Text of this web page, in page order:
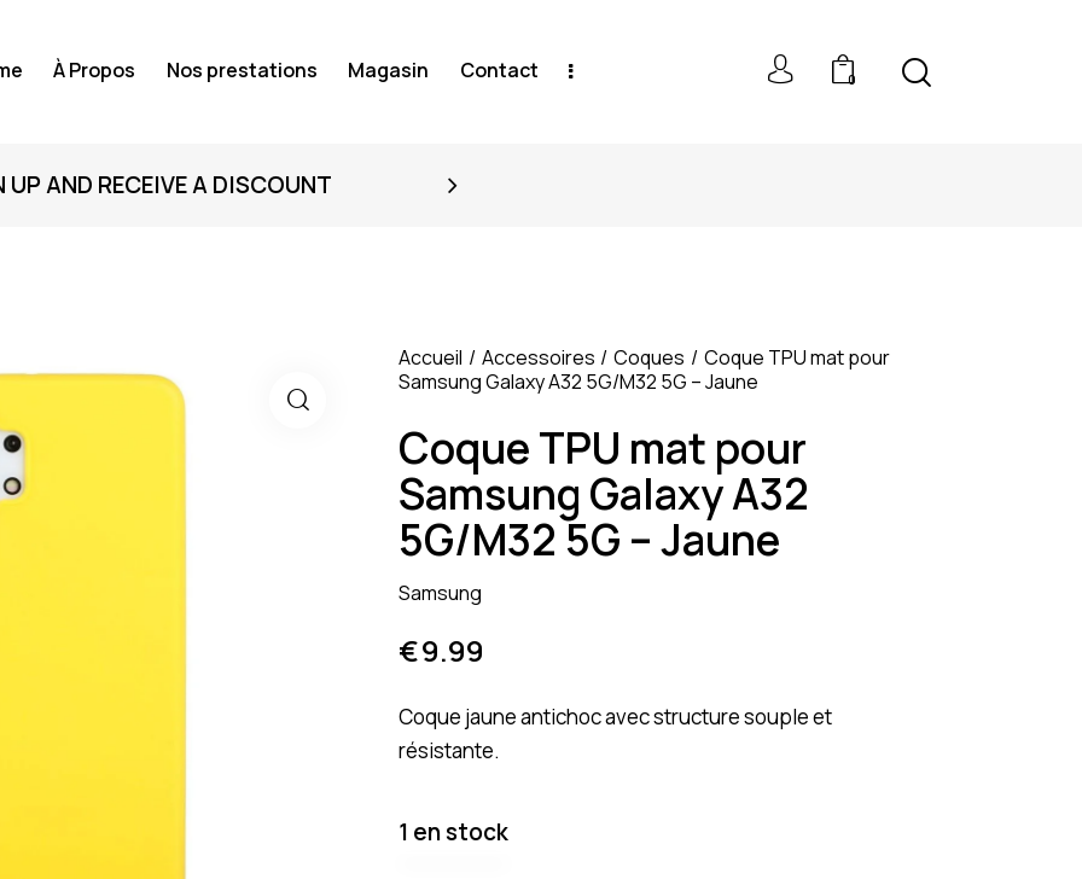
À Propos Nos prestations Magasin Contact 0
UP AND RECEIVE A DISCOUNT
Accueil Accessoires Coques
Coque TPU mat pour
Samsung Galaxy A32 5G/M32 5G – Jaune
Coque TPU mat pour
Samsung Galaxy A32
5G/M32 5G – Jaune
Samsung
€9.99
Coque jaune antichoc avec structure souple et
résistante.
1 en stock